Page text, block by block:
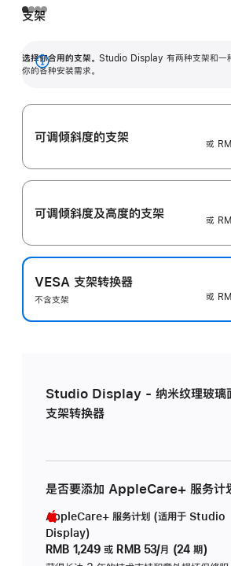
支架
选择你合用的支架。 Studio Display 有两种支架和一
你的各种安装需求。
展
可调倾斜度的支架
或
可调倾斜度及高‍度的支‍架
或
VESA 支架转换器
不含支架
或
Studio Display - 纳米纹理玻璃
支架转换器
是否要添加 AppleCare+ 服务计
AppleCare+ 服务计划 (适用于 Studio
Display)
RMB 1,249 或 RMB 53/月 (24 期)